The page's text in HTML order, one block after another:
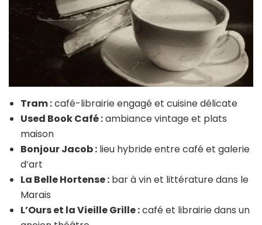
Tram :café-librairie engagé et cuisine délicate
Used Book Café :ambiance vintage et plats
maison
Bonjour Jacob : lieu hybride entre café et galerie
d’art
La Belle Hortense : bar à vin et littérature dans le
Marais
L’Ours et la Vieille Grille :café et librairie dans un